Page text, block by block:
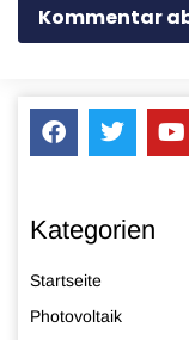
Kategorien
Startseite
Photovoltaik